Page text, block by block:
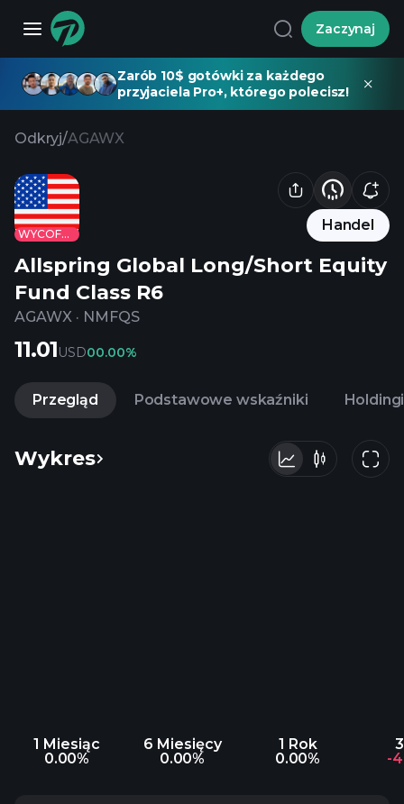
Zaczynaj
Zarób 10$ gotówki za każdego
przyjaciela Pro+, którego polecisz!
Odkryj/AGAWX
WYCOFANE
Handel
Allspring Global Long/Short Equity
Fund Class R6
AGAWX · NMFQS
11.01USD00.00%
Przegląd Podstawowe wskaźniki Holdingi
Wykres
1 Miesiąc
0.00%
6 Miesięcy
0.00%
1 Rok
0.00%
-